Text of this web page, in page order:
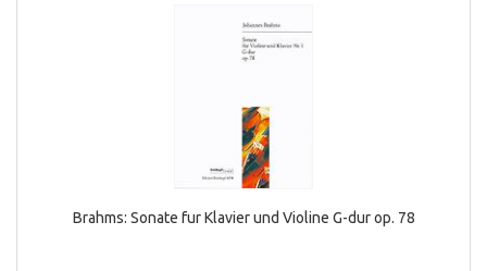
Brahms: Sonate fur Klavier und Violine G-dur op. 78